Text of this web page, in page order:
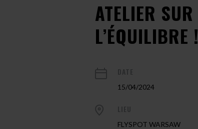
ATELIER SUR
L’ÉQUILIBRE !
15/04/2024
FLYSPOT WARSAW